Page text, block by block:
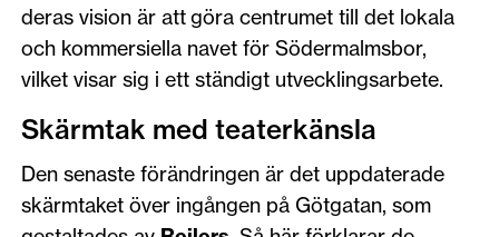
deras vision är att göra centrumet till det lokala
och kommersiella navet för Södermalmsbor,
vilket visar sig i ett ständigt utvecklingsarbete.
Skärmtak med teaterkänsla
Den senaste förändringen är det uppdaterade
skärmtaket över ingången på Götgatan, som